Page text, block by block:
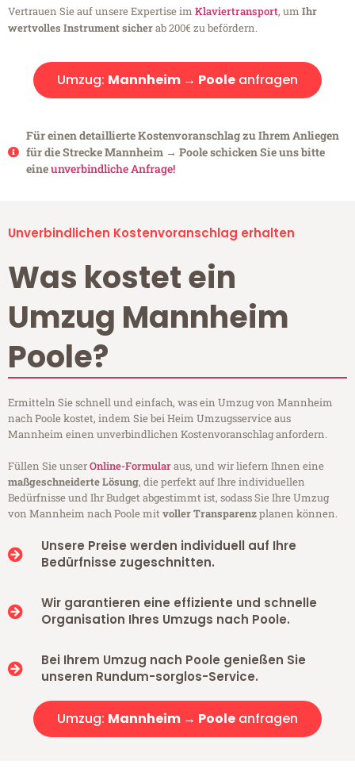
Vertrauen Sie auf unsere Expertise im Klaviertransport, um Ihr
wertvolles Instrument sicherab 200€ zu befördern.
Umzug: Mannheim → Poole anfragen
Für einen detaillierte Kostenvoranschlag zu Ihrem Anliegen
für die Strecke Mannheim → Poole schicken Sie uns bitte
eineunverbindliche Anfrage!
Unverbindlichen Kostenvoranschlag erhalten
Was kostet ein
Umzug Mannheim
Poole?
Ermitteln Sie schnell und einfach, was ein Umzug von Mannheim
nach Poole kostet, indem Sie bei Heim Umzugsservice aus
Mannheim einen unverbindlichen Kostenvoranschlag anfordern.
Füllen Sie unserOnline-Formularaus, und wir liefern Ihnen eine
maßgeschneiderte Lösung, die perfekt auf Ihre individuellen
Bedürfnisse und Ihr Budget abgestimmt ist, sodass Sie Ihre Umzug
von Mannheim nach Poole mitvoller Transparenzplanen können.
Unsere Preise werden individuell auf Ihre
Bedürfnisse zugeschnitten.
Wir garantieren eine effiziente und schnelle
Organisation Ihres Umzugs nach Poole.
Bei Ihrem Umzug nach Poole genießen Sie
unseren Rundum-sorglos-Service.
Umzug: Mannheim → Poole anfragen